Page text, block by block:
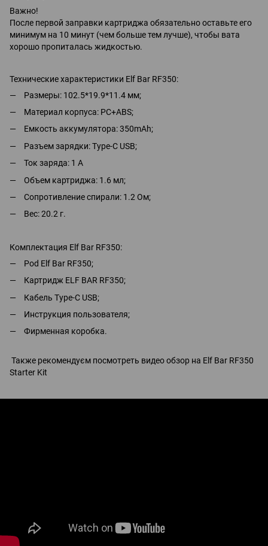
Важно!
После первой заправки картриджа обязательно оставьте его
минимум на 10 минут (чем больше тем лучше), чтобы вата
хорошо пропиталась жидкостью.
Технические характеристики Elf Bar RF350:
Размеры: 102.5*19.9*11.4 мм;
Материал корпуса: PC+ABS;
Емкость аккумулятора: 350mAh;
Разъем зарядки: Type-C USB;
Ток заряда: 1 А
Объем картриджа: 1.6 мл;
Сопротивление спирали: 1.2 Ом;
Вес: 20.2 г.
Комплектация Elf Bar RF350:
Pod Elf Bar RF350;
Картридж ELF BAR RF350;
Кабель Type-C USB;
Инструкция пользователя;
Фирменная коробка.
Также рекомендуєм посмотреть видео обзор на Elf Bar RF350
Starter Kit